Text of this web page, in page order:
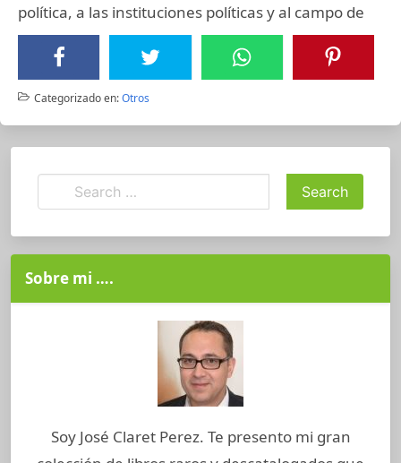
política, a las instituciones políticas y al campo de
Categorizado en:Otros
Sobre mi ….
Soy José Claret Perez. Te presento mi gran